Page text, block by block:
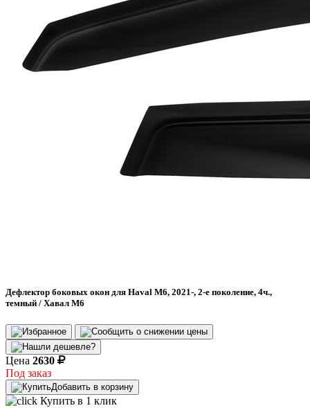
Дефлектор боковых окон для Haval M6, 2021-, 2-е поколение, 4ч.,
темный / Хавал М6
Цена 2630
Под заказ
Добавить в корзину
Купить в 1 клик